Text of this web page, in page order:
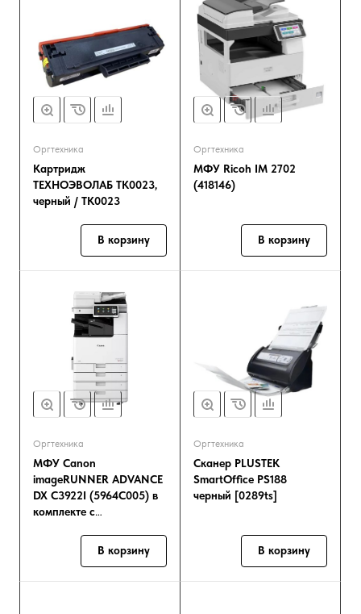
Оргтехника
Картридж
ТЕХНОЭВОЛАБ TK0023,
черный / TK0023
В корзину
Оргтехника
МФУ Ricoh IM 2702
(418146)
В корзину
Оргтехника
МФУ Canon
imageRUNNER ADVANCE
DX C3922I (5964C005) в
комплекте с
В корзину
Оргтехника
Сканер PLUSTEK
SmartOffice PS188
черный [0289ts]
В корзину